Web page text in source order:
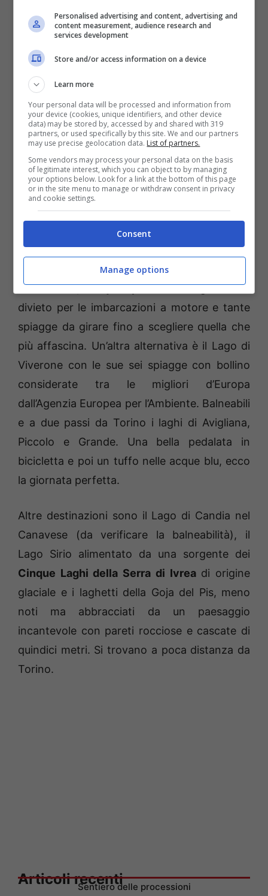
spiaggia Miami. Molto suggestive Bagnera e
Ortello.
I più affascinanti laghi balneabili in Piemonte
Spostiamoci al Lago di Mergozzo,
incantevoli, acqua pulitissimagrazie al
divieto per le imbarcazioni a motore e tante
spiagge da girare fino a scegliere quella che
più affascina. Un’altra alternativa è il Lago di
Viverone con le sue sei spiagge con bollino
considerate tra le migliori d’Europa
dall’Agenzia Europea per l’Ambiente. Balneabili
e a due passi da Torino i laghi di Avigliana,
Piccolo e Grande. Una bella pedalata in
bicicletta e poi un tuffo nelle acque blu, ecco
la giornata perfetta.
Altre destinazioni sono il Lago di Candia nel
Canavese (da verificare la balneabilità), il
Lago Sirio alimentato da una sorgente dei
Cinque Laghi della Serra di Ivreadi origine
glaciale e i laghetti della Goja del Pis, meno
noti ma abbracciati da un paesaggio
incantevole con pareti rocciose e cascate di
quindici metri. Si trovano a poca distanza da
Torino.
Articoli recentiSentiero delle processioni
Personalised advertising and content, advertising and
content measurement, audience research and
services development
Store and/or access information on a device
Learn more
Your personal data will be processed and information from
your device (cookies, unique identifiers, and other device
data) may be stored by, accessed by and shared with 319
partners, or used specifically by this site. We and our partners
may use precise geolocation data. List of partners.
Some vendors may process your personal data on the basis
of legitimate interest, which you can object to by managing
your options below. Look for a link at the bottom of this page
or in the site menu to manage or withdraw consent in privacy
and cookie settings.
Consent
Manage options